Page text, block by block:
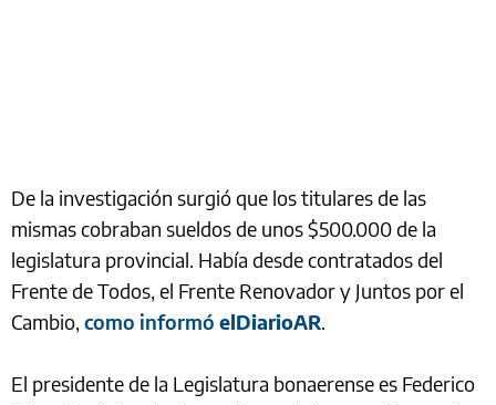
De la investigación surgió que los titulares de las
mismas cobraban sueldos de unos $500.000 de la
legislatura provincial. Había desde contratados del
Frente de Todos, el Frente Renovador y Juntos por el
Cambio, como informó elDiarioAR.
El presidente de la Legislatura bonaerense es Federico